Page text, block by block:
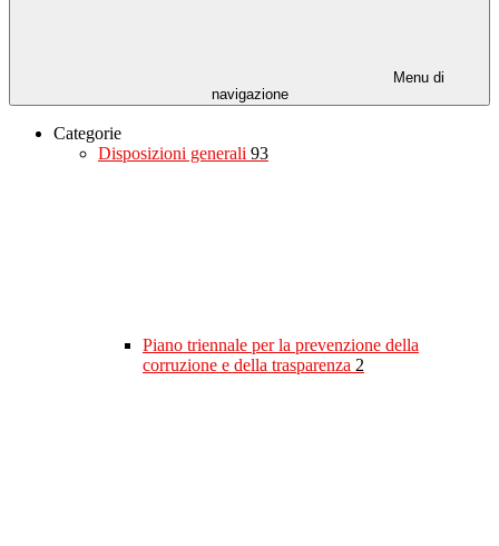
Menu di
navigazione
Categorie
Disposizioni generali 93
Piano triennale per la prevenzione della
corruzione e della trasparenza 2